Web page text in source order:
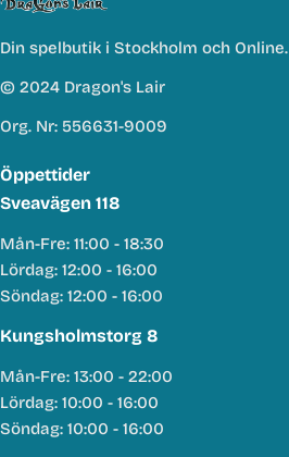
Din spelbutik i Stockholm och Online.
© 2024 Dragon's Lair
Org. Nr: 556631-9009
Öppettider
Sveavägen 118
Mån-Fre: 11:00 - 18:30
Lördag: 12:00 - 16:00
Söndag: 12:00 - 16:00
Kungsholmstorg 8
Mån-Fre: 13:00 - 22:00
Lördag: 10:00 - 16:00
Söndag: 10:00 - 16:00